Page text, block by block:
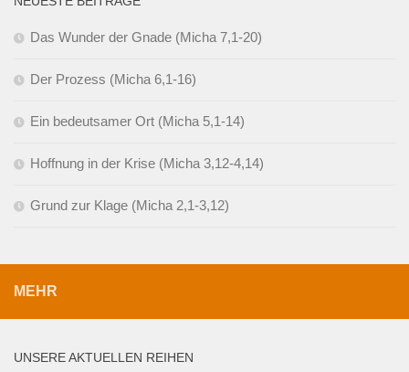
Das Wunder der Gnade (Micha 7,1-20)
Der Prozess (Micha 6,1-16)
Ein bedeutsamer Ort (Micha 5,1-14)
Hoffnung in der Krise (Micha 3,12-4,14)
Grund zur Klage (Micha 2,1-3,12)
MEHR
UNSERE AKTUELLEN REIHEN